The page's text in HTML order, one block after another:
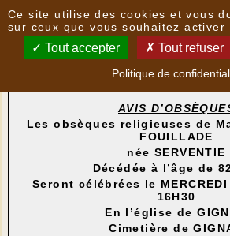
Nouvelles
Avis d'obsèques - le15/05/2017
AVIS
Les obsèques religieuses de
FOUILLADE
née SERVENTIE
Décédée à l’âge de
Seront célébrées le
16H30
En l’église de
Cimetière de
Ce site utilise des cookies et vous
sur ceux que vous souhaitez activer
Tout accepter Tout refuser
Politique de